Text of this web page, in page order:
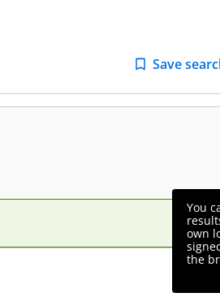
Save
You
own
the